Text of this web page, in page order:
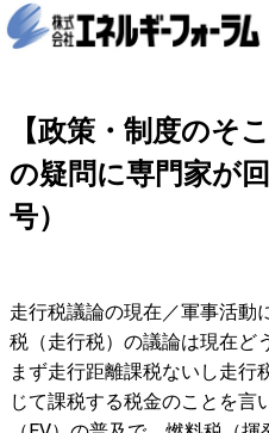
【政策・制度のそ
の疑問に専門家が
号）
走行税議論の現在／軍事活動
税（走行税）の議論は現在ど
まず走行距離課税ないし走行
じて課税する税金のことを言